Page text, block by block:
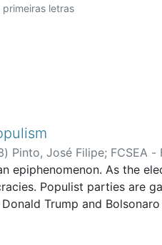
letras
) Pinto, José Filipe; FCSEA
Challenges
epiphenomenon. As the
Populist parties are
Trump and
assumed an anti-
force. This increase